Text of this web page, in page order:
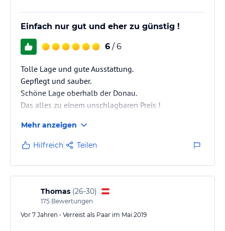
Einfach nur gut und eher zu günstig !
6 / 6
Tolle Lage und gute Ausstattung.
Gepflegt und sauber.
Schöne Lage oberhalb der Donau.
Das alles zu einem unschlagbaren Preis !
Mehr anzeigen
Hilfreich Teilen
Thomas (26-30)
175 Bewertungen
Vor 7 Jahren • Verreist als Paar im Mai 2019